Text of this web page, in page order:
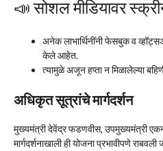
📣 सोशल मीडियावर
अनेक लाभार्थिनींनी फेसबुक व
केले आहेत.
त्यामुळे अजून हप्ता न मिळालेल्या
अधिकृत सूत्रांचे मार्गदर्शन
मुख्यमंत्री देवेंद्र फडणवीस, उपमुख्यमंत्री
मार्गदर्शनाखाली ही योजना प्रभावीपणे